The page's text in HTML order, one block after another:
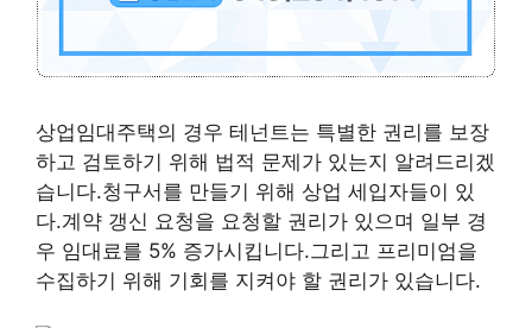
상업임대주택의 경우 테넌트는 특별한 권리를 보장
하고 검토하기 위해 법적 문제가 있는지 알려드리겠
습니다.청구서를 만들기 위해 상업 세입자들이 있
다.계약 갱신 요청을 요청할 권리가 있으며 일부 경
우 임대료를 5% 증가시킵니다.그리고 프리미엄을
수집하기 위해 기회를 지켜야 할 권리가 있습니다.